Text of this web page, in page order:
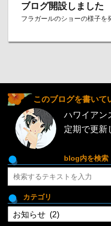
ブログ開設しました
フラガールのショーの様子を
このブログを書いて
ハワイアン
定期で更新
blog内を検索
カテゴリ
カ
テ